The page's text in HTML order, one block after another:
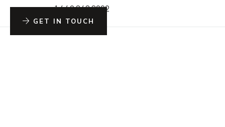
+1 440 848 8222
GET IN TOUCH